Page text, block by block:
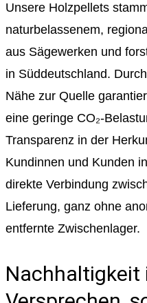
Unsere Holzpellets
naturbelassenem,
aus Sägewerken und
in Süddeutschland.
Nähe zur Quelle
eine geringe CO₂-
Transparenz in der
Kundinnen und Kunden
direkte Verbindung
Lieferung, ganz ohne
entfernte Zwischenlager.
Nachhaltigkeit